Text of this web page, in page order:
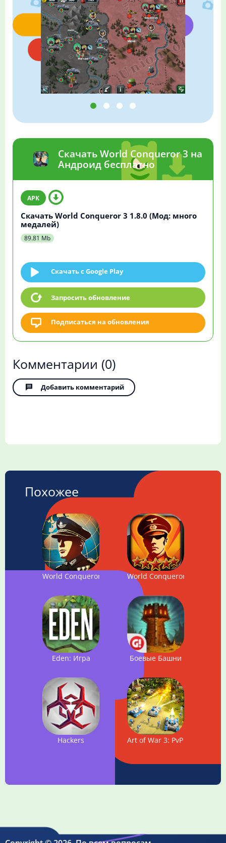
Скачать World Conqueror 3 на
Андроид бесплатно
Скачать World Conqueror 3 1.8.0 (Мод: много
медалей)
89.81 Mb
Скачать c Google Play
Запросить обновление
Подписаться на обновления
Комментарии (0)
Добавить комментарий
Похожее
World Conqueror 4 World Conqueror 2
Eden: Игра Боевые Башни
Hackers Art of War 3: PvP RTS